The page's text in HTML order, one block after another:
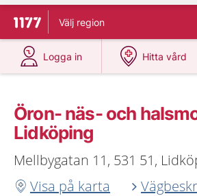
Till startsidan för 1177
Välj region
Logga in
på 1177.se
Hitta vård
på
Öron- näs- och
Lidköping
Mellbygatan 11, 531 51,
Visa på karta